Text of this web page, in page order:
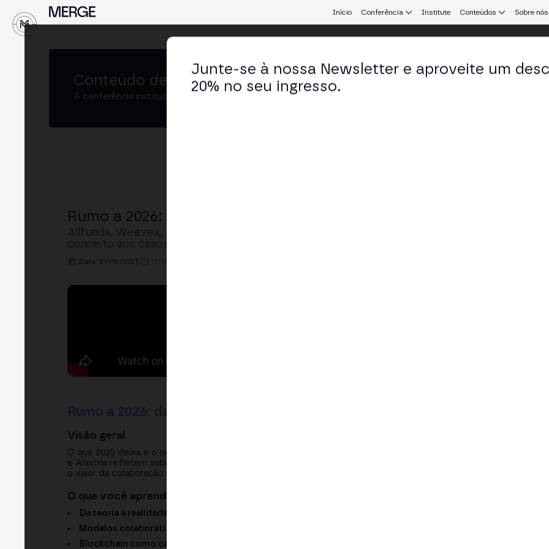
Início Conferência Institute Conteúdos Sobre nós
Conteúdo de MERGE Madrid 25
A conferência institucional de cripto e Web3 que conecta Europa e América Latina.
Rumo a 2026: Casos de Uso Reais de Blockchain
Data: 09/10/2025
Visão geral
O que 2025 deixa e o que vem em 2026 para a blockchain? Nesta mesa de encerramento da MERGE Madrid,
e Alastria refletem sobre o ano e compartilham suas projeções: deixar para trás as provas de conceito para falar
o valor da colaboração público-privada, o papel das stablecoins e a liderança da “marca Espanha”.
O que você aprenderá
Da teoria à realidade:
Modelos colaborativos:
Blockchain como camada habilitadora:
Junte-se à nossa Newsletter e aproveite um
20% no seu ingresso.